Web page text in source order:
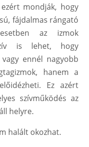
mondják, hogy
fájdalmas rángató
az izmok
is lehet, hogy
ennél nagyobb
hanem a
Ez azért
szívműködés az
helyre.
halált okozhat.